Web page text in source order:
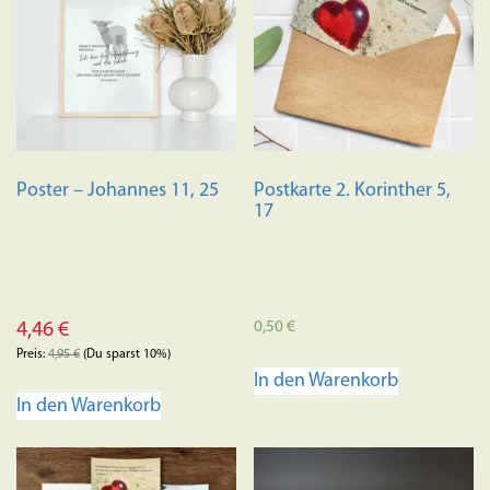
Poster – Johannes 11, 25
4,46 €
Preis: 4,95€ (Du sparst 10%)
In den Warenkorb
Postkarte 2. Korinther 5,
17
0,50€
In den Warenkorb